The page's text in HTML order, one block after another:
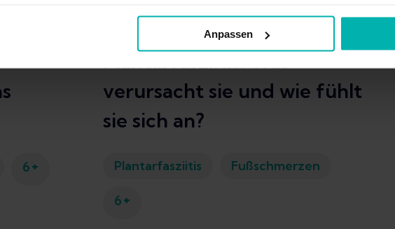
Anpassen
6+
verursacht sie und wie fühlt
sie sich an?
Plantarfasziitis Fußschmerzen
6+